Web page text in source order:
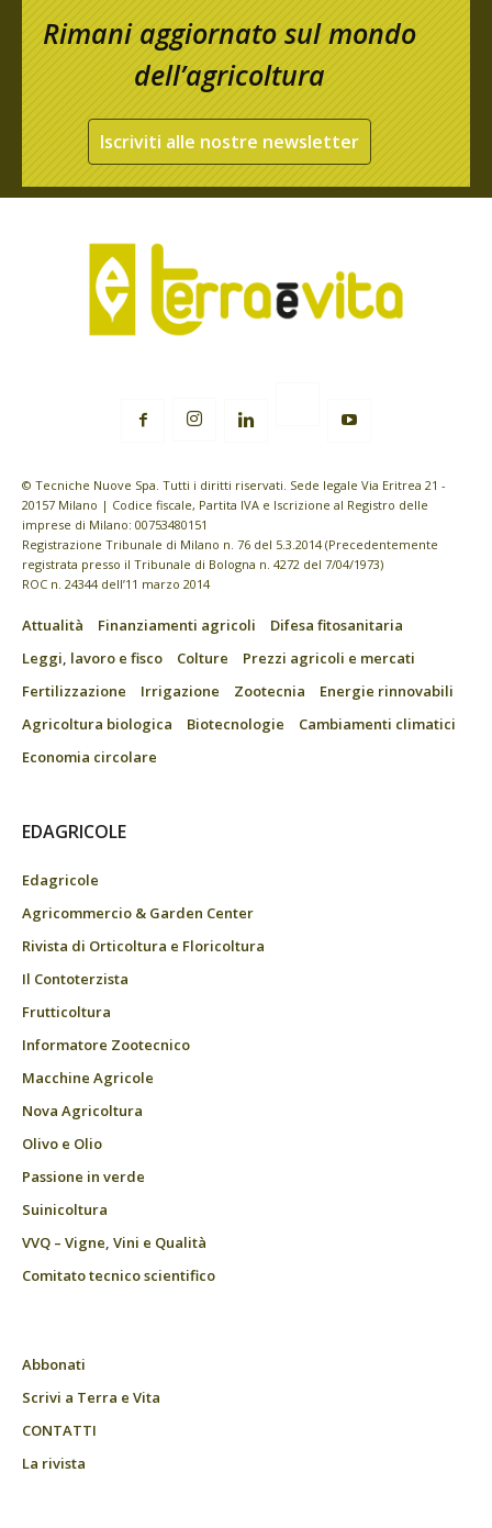
Rimani aggiornato sul mondo
dell’agricoltura
Iscriviti alle nostre newsletter
© Tecniche Nuove Spa. Tutti i diritti riservati. Sede legale Via Eritrea 21 -
20157 Milano | Codice fiscale, Partita IVA e Iscrizione al Registro delle
imprese di Milano: 00753480151
Registrazione Tribunale di Milano n. 76 del 5.3.2014 (Precedentemente
registrata presso il Tribunale di Bologna n. 4272 del 7/04/1973)
ROC n. 24344 dell’11 marzo 2014
Attualità Finanziamenti agricoli
Difesa fitosanitaria
Leggi, lavoro e fisco
Colture
Prezzi agricoli e mercati
Fertilizzazione
Irrigazione Zootecnia
Energie rinnovabili
Agricoltura biologica
Biotecnologie
Cambiamenti climatici
Economia circolare
EDAGRICOLE
Edagricole
Agricommercio & Garden Center
Rivista di Orticoltura e Floricoltura
Il Contoterzista
Frutticoltura
Informatore Zootecnico
Macchine Agricole
Nova Agricoltura
Olivo e Olio
Passione in verde
Suinicoltura
VVQ – Vigne, Vini e Qualità
Comitato tecnico scientifico
Abbonati
Scrivi a Terra e Vita
CONTATTI
La rivista